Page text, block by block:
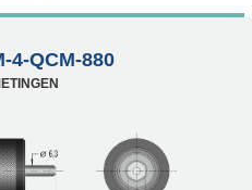
4-QCM-880